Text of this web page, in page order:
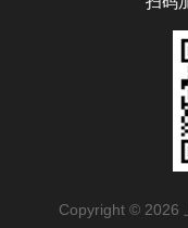
Copyright © 2026